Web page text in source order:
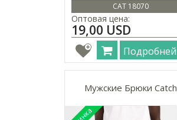
CAT 18070
Оптовая цена:
19,00 USD
Подробней
Мужские Брюки Catch